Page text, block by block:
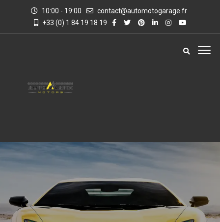
10:00 - 19:00
contact@automotogarage.fr
+33 (0) 1 84 19 18 19